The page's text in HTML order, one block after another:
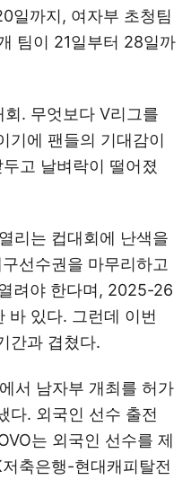
일까지, 여자부 초청팀
팀이 21일부터 28일까
. 무엇보다 V리그를
기에 팬들의 기대감이
고 날벼락이 떨어졌
리는 컵대회에 난색을
선수권을 마무리하고
려야 한다며, 2025-26
바 있다. 그런데 이번
간과 겹쳤다.
서 남자부 개최를 허가
다. 외국인 선수 출전
는 외국인 선수를 제
축은행-현대캐피탈전